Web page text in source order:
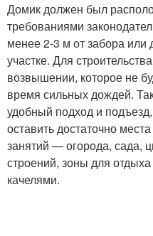
Домик должен был
требованиями
менее 2-3 м от забора или
участке. Для
возвышении, которое не
время сильных дождей.
удобный подход и
оставить достаточно
занятий — огорода, сада,
строений, зоны для
качелями.